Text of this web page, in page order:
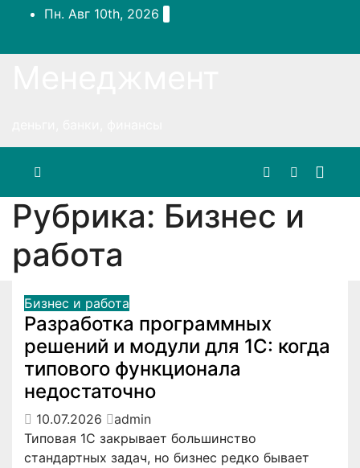
ПерейтиПн. Авг 10th, 2026
Рубрика: Бизнес и
работа
Бизнес и работа
Разработка программных
решений и модули для 1С: когда
типового функционала
недостаточно
10.07.2026
admin
Типовая 1С закрывает большинство
стандартных задач, но бизнес редко бывает